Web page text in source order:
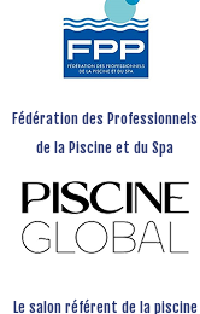
Fédération des Professionnels
de la Piscine et du Spa
Le salon référent de la piscine